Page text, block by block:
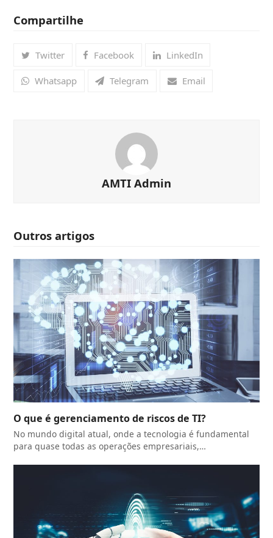
Compartilhe
Twitter Facebook LinkedIn
Whatsapp Telegram Email
AMTI Admin
Outros artigos
O que é gerenciamento de riscos de TI?
No mundo digital atual, onde a tecnologia é fundamental
para quase todas as operações empresariais,…